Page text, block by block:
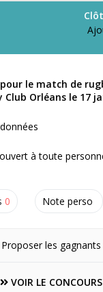
0 Note perso
le match de
Club Orléans le 17
à toute
Proposer les gagnants
VOIR LE CONCOURS